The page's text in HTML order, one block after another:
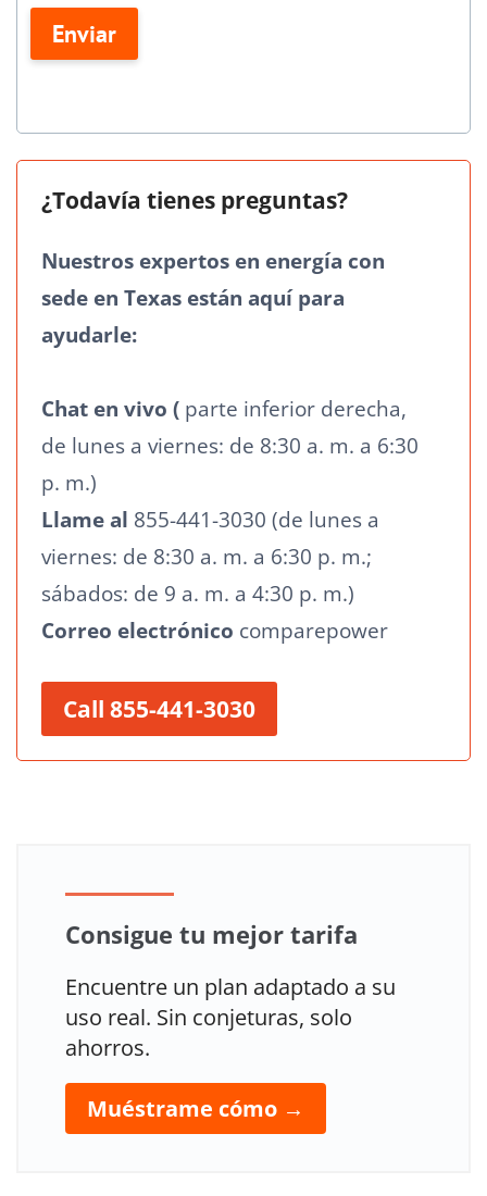
Enviar
campo
¿Todavía tienes preguntas?
Nuestros expertos en energía con
sede en Texas están aquí para
ayudarle:
Chat en vivo ( parte inferior derecha,
de lunes a viernes: de 8:30 a. m. a 6:30
p. m.)
Llame al 855-441-3030 (de lunes a
viernes: de 8:30 a. m. a 6:30 p. m.;
sábados: de 9 a. m. a 4:30 p. m.)
Correo electrónico comparepower
Call 855-441-3030
Consigue tu mejor tarifa
Encuentre un plan adaptado a su
uso real. Sin conjeturas, solo
ahorros.
Muéstrame cómo →